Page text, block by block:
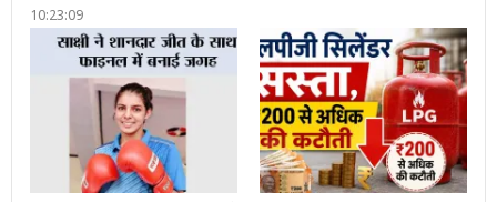
10:23:09